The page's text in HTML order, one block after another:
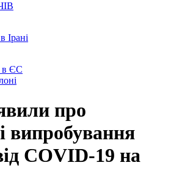
Ірані
в ЄС
про
випробування
COVID-19 на